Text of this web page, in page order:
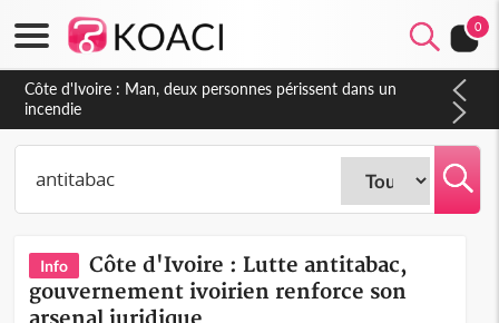
0
Côte d'Ivoire : Man, deux personnes périssent dans un
incendie
Info
Côte d'Ivoire : Lutte antitabac,
gouvernement ivoirien renforce son